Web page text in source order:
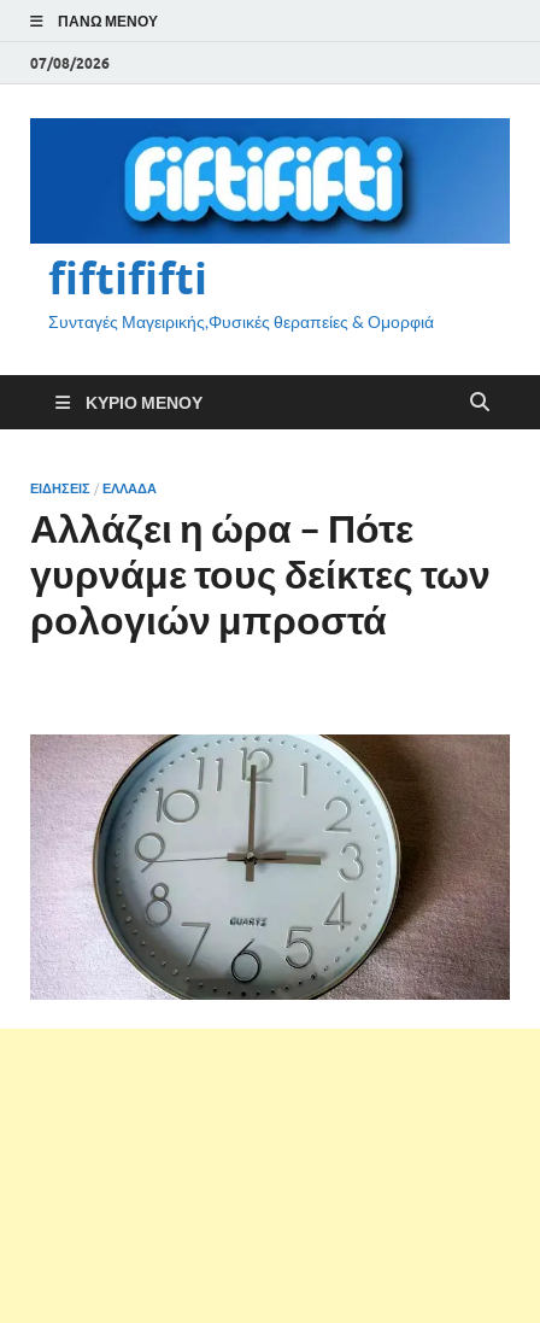
ΠΆΝΩ ΜΕΝΟΎ
07/08/2026
fiftififti
Συνταγές Μαγειρικής,Φυσικές θεραπείες & Ομορφιά
ΚΎΡΙΟ ΜΕΝΟΎ
ΕΙΔΗΣΕΙΣ / ΕΛΛΑΔΑ
Αλλάζει η ώρα – Πότε
γυρνάμε τους δείκτες των
ρολογιών μπροστά